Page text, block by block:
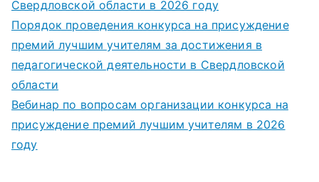
Свердловской области в 2026 году
Порядок проведения конкурса на присуждение
премий лучшим учителям за достижения в
педагогической деятельности в Свердловской
области
Вебинар по вопросам организации конкурса на
присуждение премий лучшим учителям в 2026
году